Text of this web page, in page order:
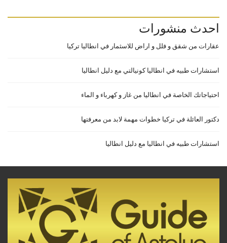
احدث منشورات
عقارات من شقق و فلل و اراض للاسثمار في انطاليا تركيا
استشارات طبيه في انطاليا كونيالتي مع دليل انطاليا
احتياجاتك الخاصة في انطاليا من غاز و كهرباء و الماء
دكتور العائلة في تركيا خطوات مهمة لابد من معرفتها
استشارات طبيه في انطاليا مع دليل انطاليا